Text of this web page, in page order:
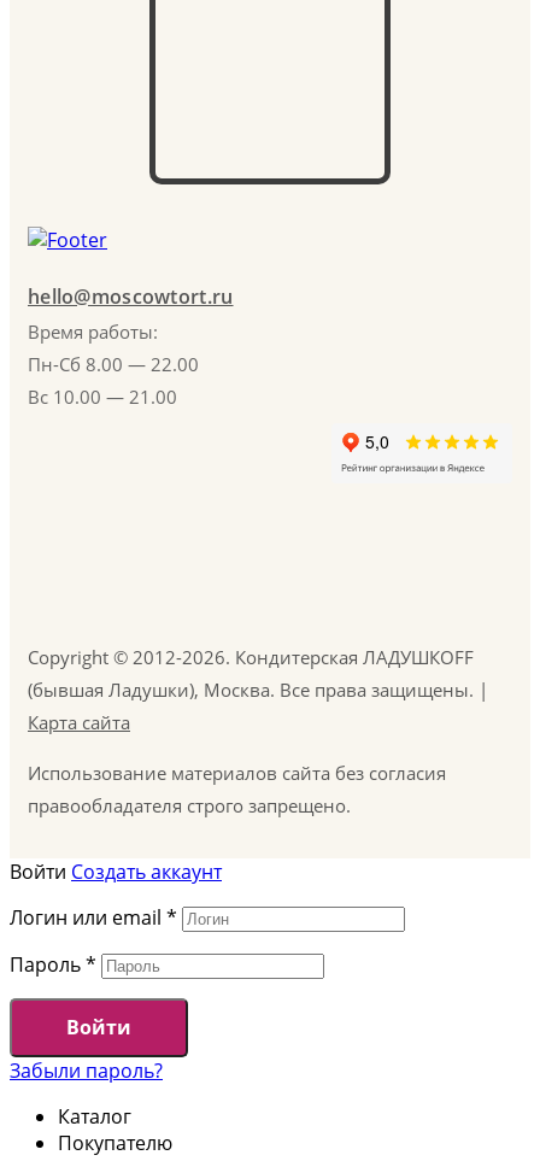
hello@moscowtort.ru
Время работы:
Пн-Сб 8.00 — 22.00
Вс 10.00 — 21.00
Copyright © 2012-2026. Кондитерская ЛАДУШКOFF
(бывшая Ладушки), Москва. Все права защищены. |
Карта сайта
Использование материалов сайта без согласия
правообладателя строго запрещено.
Войти Создать аккаунт
Логин или email *
Пароль*
Войти
Забыли пароль?
Каталог
Покупателю